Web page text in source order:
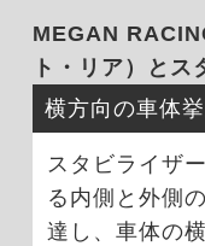
MEGAN
ト・リア）とス
横方向の車体
スタビライザ
る内側と外側
達し、車体の